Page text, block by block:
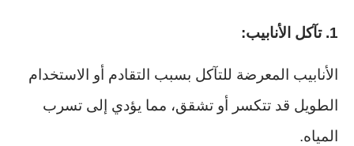
1. تآكل الأنابيب:
الأنابيب المعرضة للتآكل بسبب التقادم أو الاستخدام
الطويل قد تتكسر أو تشقق، مما يؤدي إلى تسرب
المياه.